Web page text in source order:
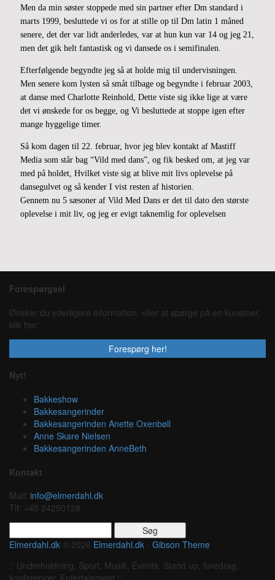
Men da min søster stoppede med sin partner efter Dm standard i
marts 1999, besluttede vi os for at stille op til Dm latin 1 måned
senere, det der var lidt anderledes, var at hun kun var 14 og jeg 21,
men det gik helt fantastisk og vi dansede os i semifinalen.
Efterfølgende begyndte jeg så at holde mig til undervisningen.
Men senere kom lysten så småt tilbage og begyndte i februar 2003,
at danse med Charlotte Reinhold, Dette viste sig ikke lige at være
det vi ønskede for os begge, og Vi besluttede at stoppe igen efter
mange hyggelige timer.
Så kom dagen til 22. februar, hvor jeg blev kontakt af Mastiff
Media som står bag “Vild med dans”, og fik besked om, at jeg var
med på holdet, Hvilket viste sig at blive mit livs oplevelse på
dansegulvet og så kender I vist resten af historien.
Gennem nu 5 sæsoner af Vild Med Dans er det til dato den største
oplevelse i mit liv, og jeg er evigt taknemlig for oplevelsen
Forespørgsel
Ønsker du yderligere information, eller at spørge på en kunstner,
klik her:
Forespørg her!
Nyt!
Bakkeshow
Bakkesangerinder
Bakkesangerinden Anette Oxenbøll
Anne Skare Nielsen
Bakkesangerinden AnneBeth
Kontakt
Mail: info@elmerdahl.dk
Tlf: +45 24250128
efter:
Elmerdahl.dk © 2026 Elmerdahl.dk - Gibson Theme
:: Underholdning, Sport, Musik, Events, Stand up, foredrag,